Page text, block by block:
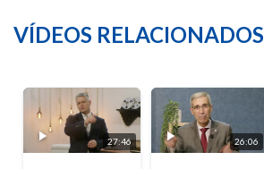
VÍDEOS RELACIONADOS
27:46 26:06